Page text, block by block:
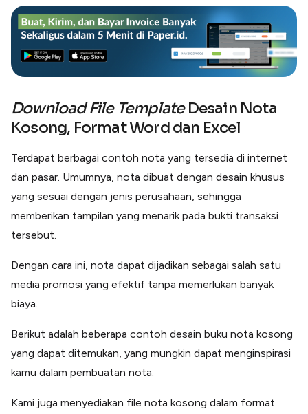
Download File TemplateDesain Nota
Kosong, Format Word dan Excel
Terdapat berbagai contoh nota yang tersedia di internet
dan pasar. Umumnya, nota dibuat dengan desain khusus
yang sesuai dengan jenis perusahaan, sehingga
memberikan tampilan yang menarik pada bukti transaksi
tersebut.
Dengan cara ini, nota dapat dijadikan sebagai salah satu
media promosi yang efektif tanpa memerlukan banyak
biaya.
Berikut adalah beberapa contoh desain buku nota kosong
yang dapat ditemukan, yang mungkin dapat menginspirasi
kamu dalam pembuatan nota.
Kami juga menyediakan file nota kosong dalam format